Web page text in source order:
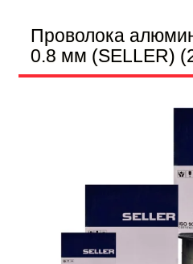
Проволока
0.8 мм (SELLER)